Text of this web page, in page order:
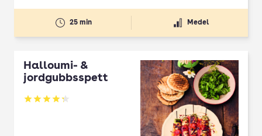
25 min Medel
Halloumi- &
jordgubbsspett
Betyg: 4.3 av 5